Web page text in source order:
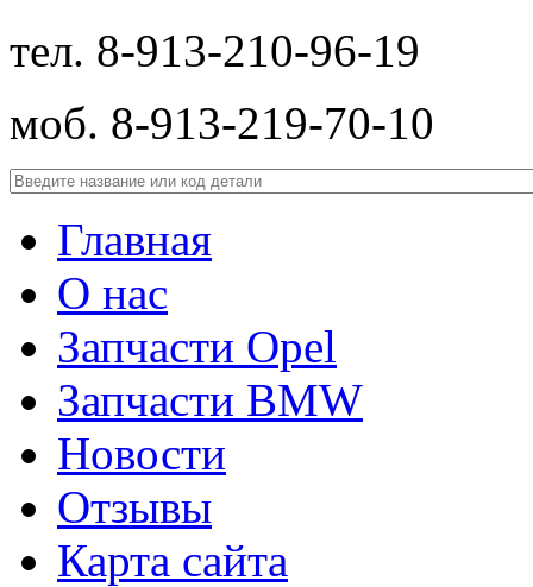
тел. 8-913-210-96-19
моб. 8-913-219-70-10
Главная
О нас
Запчасти Opel
Запчасти BMW
Новости
Отзывы
Карта сайта